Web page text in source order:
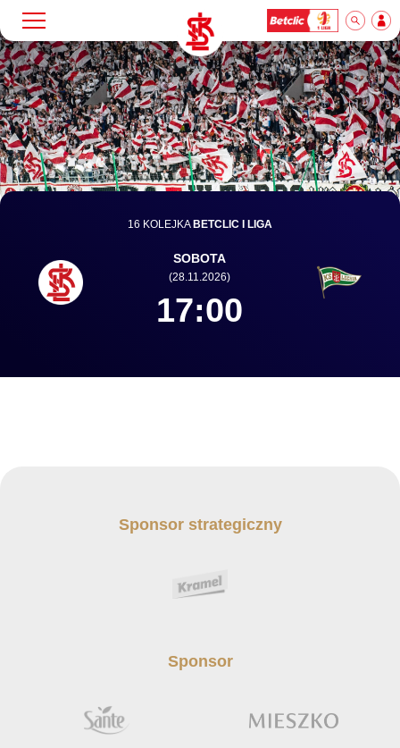
Klub
Mecze
Akademia
Szukaj
16 KOLEJKABETCLIC I LIGA
SOBOTA
(28.11.2026)
17:00
Sponsor strategiczny
Sponsor